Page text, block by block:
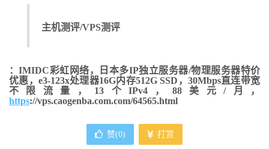
主机测评/VPS测评
：IMIDC彩虹网络，日本多IP独立服务器/物理服务器特价
优惠，e3-123x处理器16G内存512G SSD，30Mbps直连带宽
不限流量，13个IPv4，88美元/月，
https://vps.caogenba.com.com/64565.html
赞(0) 打赏